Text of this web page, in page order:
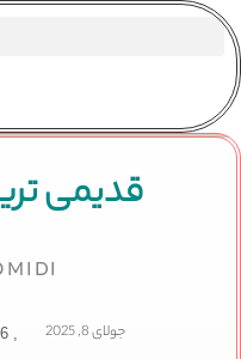
قدیمی
جولای 8, 2025